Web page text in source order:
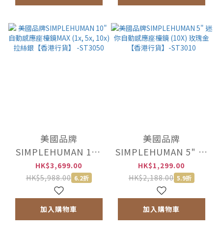
美國品牌
SIMPLEHUMAN 10"
自動感應座檯鏡MAX
(1x, 5x, 10x) 拉絲銀
【香港行貨】 -
ST3050
HK$3,699.00
HK$5,988.00 6.2折
加入購物車
美國品牌
SIMPLEHUMAN 5" 迷
你自動感應座檯鏡
(10X) 玫瑰金【香港行
貨】-ST3010
HK$1,299.00
HK$2,188.00 5.9折
加入購物車